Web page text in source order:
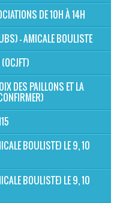
DE 10H À 14H
- AMICALE BOULISTE
DES PAILLONS ET LA
BOULISTE) LE 9, 10
BOULISTE) LE 9, 10